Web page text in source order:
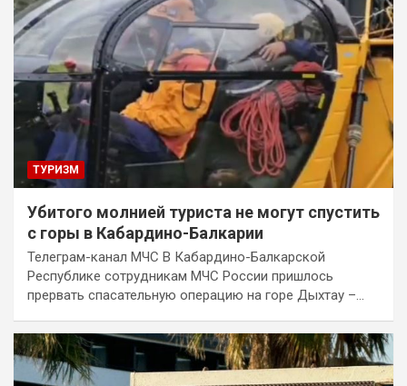
ТУРИЗМ
Убитого молнией туриста не могут спустить
с горы в Кабардино-Балкарии
Телеграм-канал МЧС В Кабардино-Балкарской
Республике сотрудникам МЧС России пришлось
прервать спасательную операцию на горе Дыхтау –…